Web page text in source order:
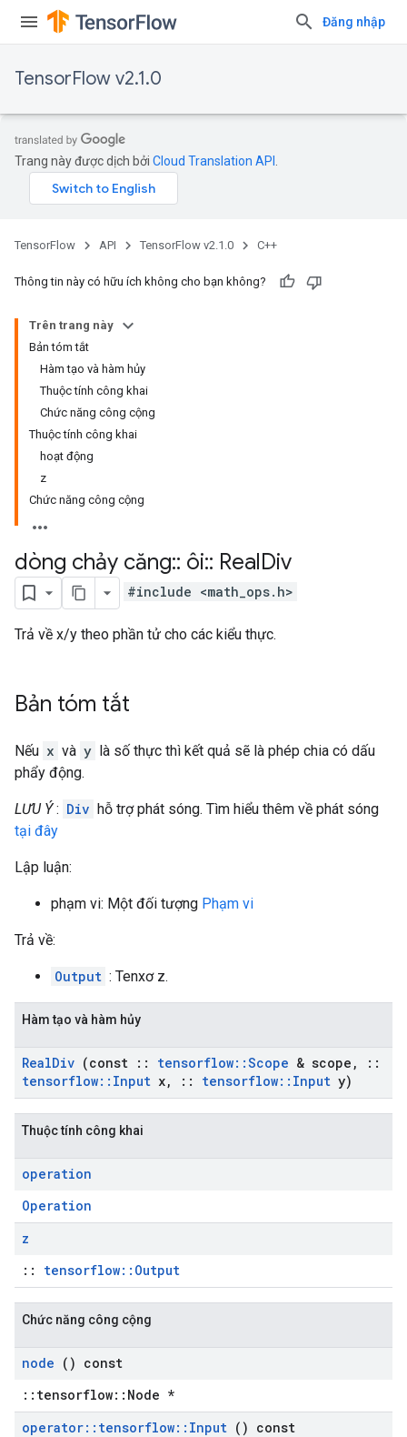
Đăng nhập
TensorFlow v2.1.0
Trang này được dịch bởi Cloud Translation API
TensorFlow API TensorFlow v2.1.0 C++
Thông tin này có hữu ích không cho bạn không?
Trên trang này
Bản tóm tắt
Hàm tạo và hàm hủy
Thuộc tính công khai
Chức năng công cộng
Thuộc tính công khai
hoạt động
z
Chức năng công cộng
dòng chảy căng:: ôi:: RealDiv
#include <math_ops.h>
Trả về x/y theo phần tử cho các kiểu thực.
Bản tóm tắt
Nếu x và y là số thực thì kết quả sẽ là phép chia có dấu
phẩy động.
LƯU Ý: Div hỗ trợ phát sóng. Tìm hiểu thêm về phát sóng
tại đây
Lập luận:
phạm vi: Một đối tượng Phạm vi
Trả về:
Output : Tenxơ z.
Hàm tạo và hàm hủy
RealDiv (const :: tensorflow::Scope & scope ,
::
tensorflow:: Input x, :: tensorflow:: Input y)
Thuộc tính công khai
operation
Operation
z
:: tensorflow::Output
Chức năng công cộng
node () const
::tensorflow::Node *
operator:: tensorflow:: Input () const